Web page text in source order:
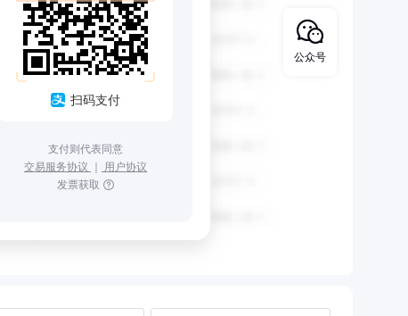
扫码支付
支付则代表同意
交易服务协议 ｜ 用户协议
发票获取
公众号